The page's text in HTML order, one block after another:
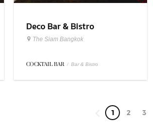
Deco Bar & Bistro
The Siam Bangkok
COCKTAIL BAR / Bar & Bistro
1 2 3